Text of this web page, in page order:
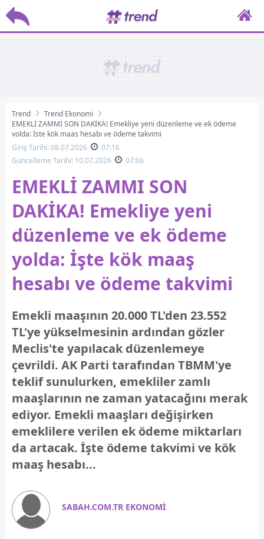
Trend
Trend Ekonomi
EMEKLİ ZAMMI SON DAKİKA! Emekliye yeni düzenleme ve ek ödeme
yolda: İşte kök maaş hesabı ve ödeme takvimi
Giriş Tarihi: 08.07.2026
07:16
Güncelleme Tarihi: 10.07.2026
07:06
EMEKLİ ZAMMI SON
DAKİKA! Emekliye yeni
düzenleme ve ek ödeme
yolda: İşte kök maaş
hesabı ve ödeme takvimi
Emekli maaşının 20.000 TL'den 23.552
TL'ye yükselmesinin ardından gözler
Meclis'te yapılacak düzenlemeye
çevrildi. AK Parti tarafından TBMM'ye
teklif sunulurken, emekliler zamlı
maaşlarının ne zaman yatacağını merak
ediyor. Emekli maaşları değişirken
emeklilere verilen ek ödeme miktarları
da artacak. İşte ödeme takvimi ve kök
maaş hesabı...
SABAH.COM.TR EKONOMİ